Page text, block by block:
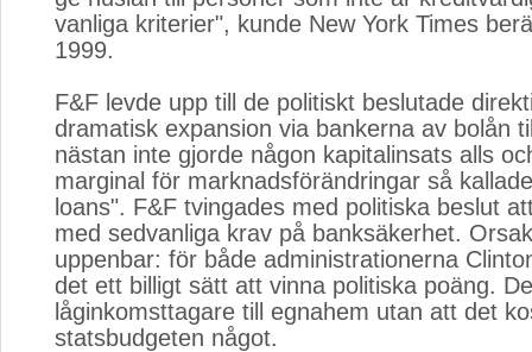
vanliga kriterier", kunde New York Times
1999.
F&F levde upp till de politiskt beslutade
dramatisk expansion via bankerna av bolån
nästan inte gjorde någon kapitalinsats alls
marginal för marknadsförändringar så
loans". F&F tvingades med politiska beslut
med sedvanliga krav på banksäkerhet.
uppenbar: för både administrationerna
det ett billigt sätt att vinna politiska poäng.
låginkomsttagare till egnahem utan att det
statsbudgeten något.